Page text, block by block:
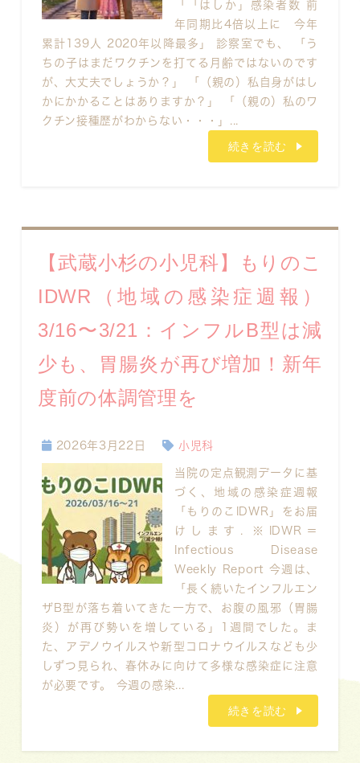
「「はしか」感染者数 前
年同期比4倍以上に 今年
累計139人 2020年以降最多」 診察室でも、 「う
ちの子はまだワクチンを打てる月齢ではないのです
が、大丈夫でしょうか？」 「（親の）私自身がはし
かにかかることはありますか？」 「（親の）私のワ
クチン接種歴がわからない・・・」...
続きを読む
【武蔵小杉の小児科】もりのこ
IDWR（地域の感染症週報）
3/16〜3/21：インフルB型は減
少も、胃腸炎が再び増加！新年
度前の体調管理を
2026年3月22日 小児科
当院の定点観測データに基
づく、地域の感染症週報
「もりのこIDWR」をお届
けします. ※IDWR＝
Infectious Disease
Weekly Report 今週は、
「長く続いたインフルエン
ザB型が落ち着いてきた一方で、お腹の風邪（胃腸
炎）が再び勢いを増している」1週間でした。ま
た、アデノウイルスや新型コロナウイルスなども少
しずつ見られ、春休みに向けて多様な感染症に注意
が必要です。 今週の感染...
続きを読む